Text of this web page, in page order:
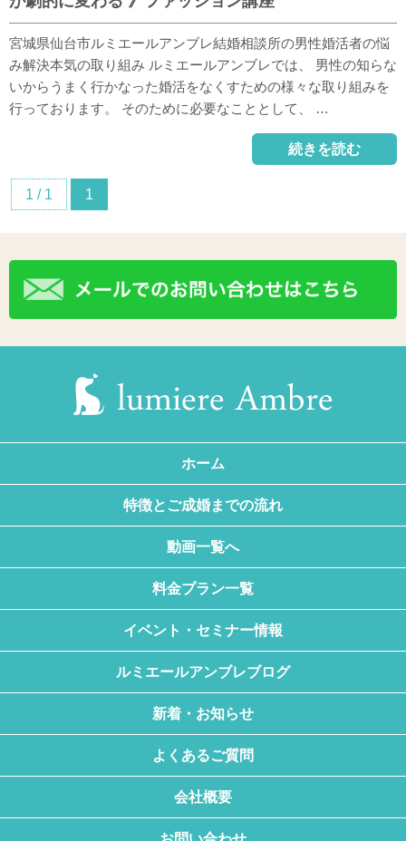
宮城県仙台市ルミエールアンブレ結婚相談所の男性婚活者の悩
み解決本気の取り組み ルミエールアンブレでは、 男性の知らな
いからうまく行かなった婚活をなくすための様々な取り組みを
行っております。 そのために必要なこととして、 …
続きを読む
1 / 1 1
ホーム
特徴とご成婚までの流れ
動画一覧へ
料金プラン一覧
イベント・セミナー情報
ルミエールアンブレブログ
新着・お知らせ
よくあるご質問
会社概要